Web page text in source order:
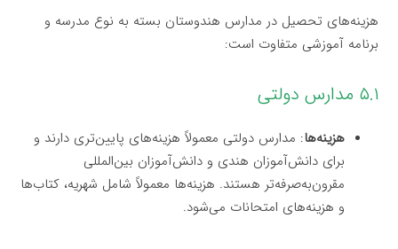
هزینه‌های تحصیل در مدارس هندوستان بسته به نوع مدرسه و
برنامه آموزشی متفاوت است:
۵.۱ مدارس دولتی
هزینه‌ها: مدارس دولتی معمولاً هزینه‌های پایین‌تری دارند و
برای دانش‌آموزان هندی و دانش‌آموزان بین‌المللی
مقرون‌به‌صرفه‌تر هستند. هزینه‌ها معمولاً شامل شهریه، کتاب‌ها
و هزینه‌های امتحانات می‌شود.